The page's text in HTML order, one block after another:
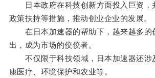
日本政府在科技创新方面投入巨资，
政策扶持等措施，推动创业企业的发展。
在日本加速器的帮助下，越来越多的
出，成为市场的佼佼者。
不仅限于科技领域，日本加速器还涉
康医疗、环境保护和农业等。